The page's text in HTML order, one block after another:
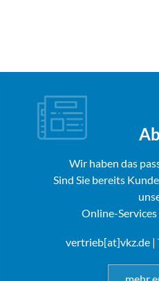
Wir haben das
Sind Sie bereits
Online-
vertrieb[at]vkz.de|